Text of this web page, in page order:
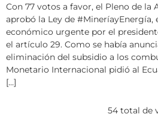
Con 77 votos a favor, el Pleno de la
aprobó la Ley de #MineríayEnergía,
económico urgente por el
el artículo 29. Como se había
eliminación del subsidio a los
Monetario Internacional pidió al
[…]
54 total de